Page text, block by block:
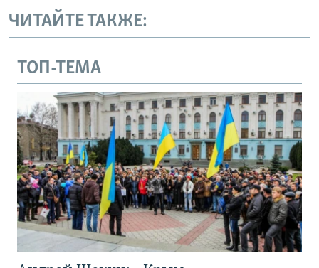
ЧИТАЙТЕ ТАКЖЕ:
ТОП-ТЕМА